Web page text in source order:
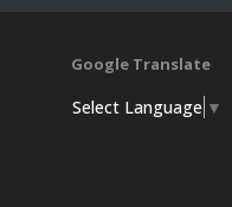
Google Translate
Select Language ▼